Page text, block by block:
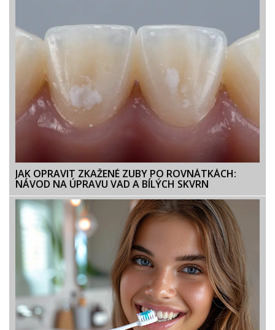
JAK OPRAVIT ZKAŽENÉ ZUBY PO ROVNÁTKÁCH:
NÁVOD NA ÚPRAVU VAD A BÍLÝCH SKVRN